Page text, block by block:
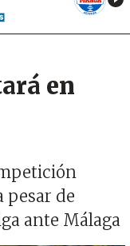
en
pesar de
ante Málaga